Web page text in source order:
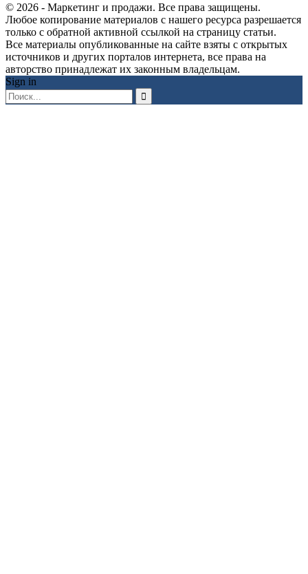
© 2026 - Маркетинг и продажи. Все права защищены.
Любое копирование материалов с нашего ресурса разрешается
только с обратной активной ссылкой на страницу статьи.
Все материалы опубликованные на сайте взяты с открытых
источников и других порталов интернета, все права на
авторство принадлежат их законным владельцам.
Sign in